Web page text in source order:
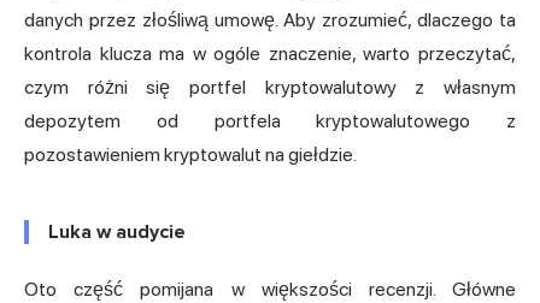
danych przez złośliwą umowę. Aby zrozumieć, dlaczego ta
kontrola klucza ma w ogóle znaczenie, warto przeczytać,
czym różni się portfel kryptowalutowy z własnym
depozytem od portfela kryptowalutowego z
pozostawieniem kryptowalut na giełdzie.
Luka w audycie
Oto część pomijana w większości recenzji. Główne